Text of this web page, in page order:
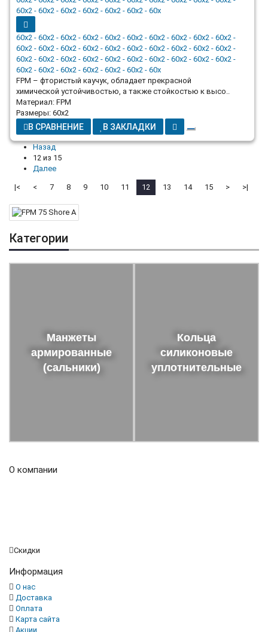
60x2 - 60x2 - 60x2 - 60x2 - 60x2 - 60x2 - 60x2 - 60x2 - 60x2 - 60x2 -
60x2 - 60x2 - 60x2 - 60x2 - 60x2 - 60x2 - 60x2 - 60x2 - 60x2 - 60x2 -
60x2 - 60x2 - 60x2 - 60x2 - 60x2 - 60x2 - 60x2 - 60x2 - 60x2 - 60x2 -
60x2 - 60x2 - 60x2 - 60x2 - 60x2 - 60x2 - 60x
FPM – фтористый каучук, обладает прекрасной
химической устойчивостью, а также стойкостью к высо..
Материал: FPM
Размеры: 60x2
В СРАВНЕНИЕ В ЗАКЛАДКИ
Назад
12 из 15
Далее
|< < 7 8 9 10 11 12 13 14 15 > >|
Категории
Манжеты
армированные
(сальники)
Кольца
силиконовые
уплотнительные
О компании
Скидки
Информация
О нас
Доставка
Оплата
Карта сайта
Акции